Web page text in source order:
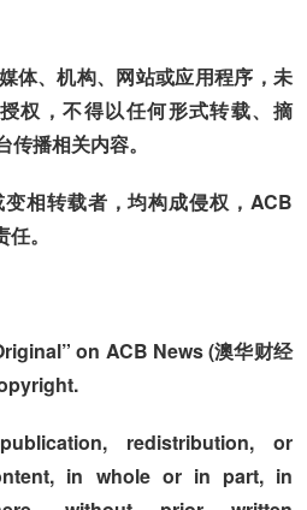
体、机构、网站或应用程序，未
权，不得以任何形式转载、摘
播相关内容。
相转载者，均构成侵权，ACB
。
on ACB News (澳华财经
redistribution, or
in whole or in part, in